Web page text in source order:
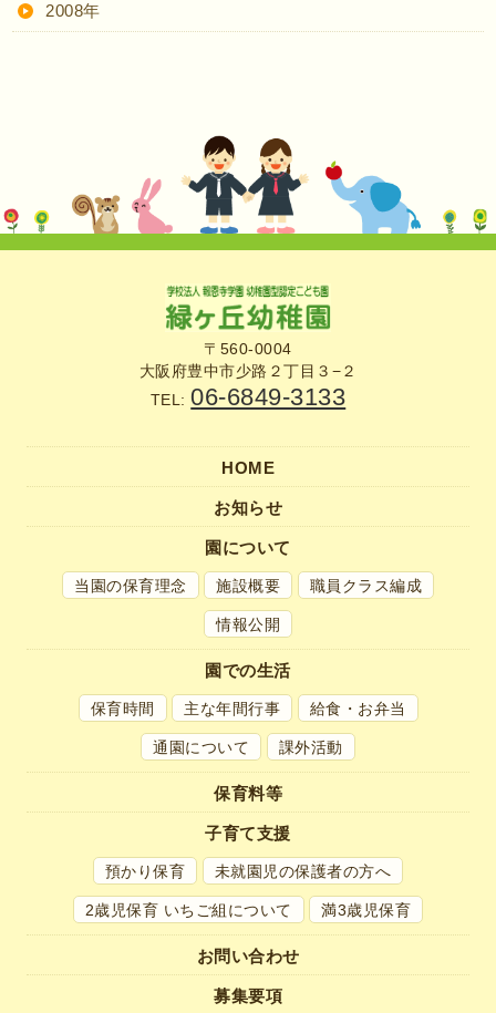
2008年
〒560-0004
大阪府豊中市少路２丁目３−２
TEL:06-6849-3133
HOME
お知らせ
園について
当園の保育理念 施設概要 職員クラス編成
情報公開
園での生活
保育時間 主な年間行事 給食・お弁当
通園について 課外活動
保育料等
子育て支援
預かり保育 未就園児の保護者の方へ
2歳児保育 いちご組について 満3歳児保育
お問い合わせ
募集要項